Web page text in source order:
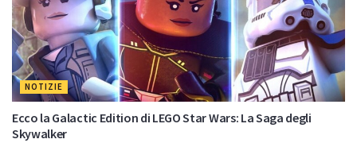
NOTIZIE
Ecco la Galactic Edition di LEGO Star Wars: La Saga degli
Skywalker